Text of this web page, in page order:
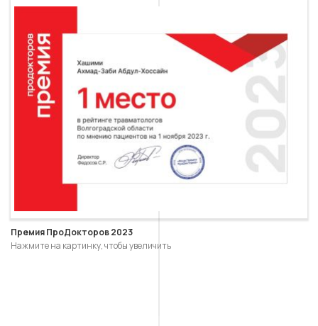
Премия ПроДокторов 2023
Нажмите на картинку, чтобы увеличить